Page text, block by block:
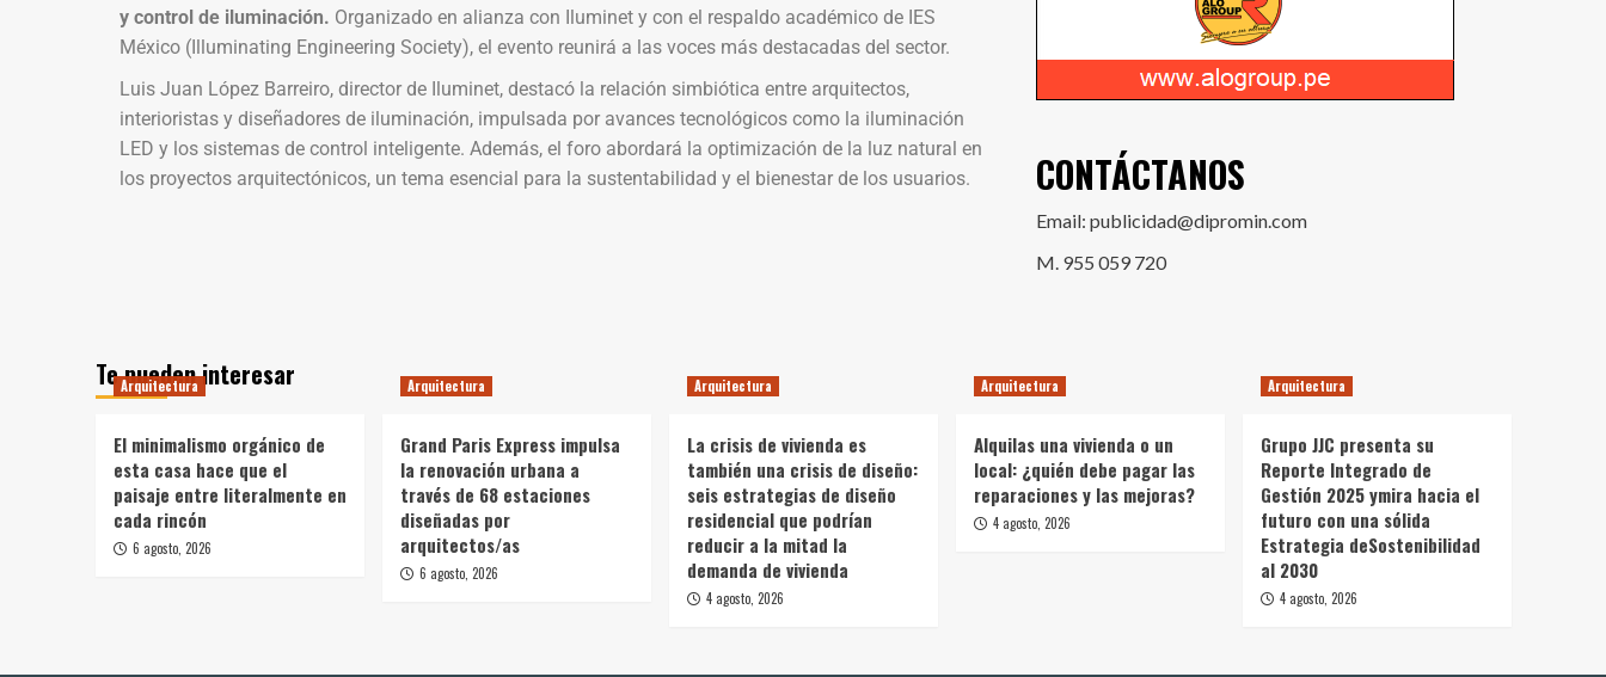
y control de iluminación. Organizado en alianza con Iluminet y con el respaldo académico de IES
México (Illuminating Engineering Society), el evento reunirá a las voces más destacadas del sector.
Luis Juan López Barreiro, director de Iluminet, destacó la relación simbiótica entre arquitectos,
interioristas y diseñadores de iluminación, impulsada por avances tecnológicos como la iluminación
LED y los sistemas de control inteligente. Además, el foro abordará la optimización de la luz natural en
los proyectos arquitectónicos, un tema esencial para la sustentabilidad y el bienestar de los usuarios.
CONTÁCTANOS
Email: publicidad@dipromin.com
M. 955 059 720
Te pueden interesar
Arquitectura
El minimalismo orgánico de
esta casa hace que el
paisaje entre literalmente en
cada rincón
6 agosto, 2026
Arquitectura
Grand Paris Express impulsa
la renovación urbana a
través de 68 estaciones
diseñadas por
arquitectos/as
6 agosto, 2026
Arquitectura
La crisis de vivienda es
también una crisis de diseño:
seis estrategias de diseño
residencial que podrían
reducir a la mitad la
demanda de vivienda
4 agosto, 2026
Arquitectura
Alquilas una vivienda o un
local: ¿quién debe pagar las
reparaciones y las mejoras?
4 agosto, 2026
Arquitectura
Grupo JJC presenta su
Reporte Integrado de
Gestión 2025 ymira hacia el
futuro con una sólida
Estrategia deSostenibilidad
al 2030
4 agosto, 2026